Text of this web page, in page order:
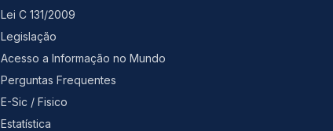
Lei C 131/2009
Legislação
Acesso a Informação no Mundo
Perguntas Frequentes
E-Sic / Fisico
Estatística